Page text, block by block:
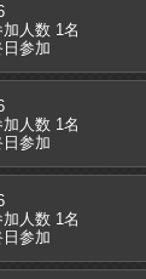
加人数 1名
日参加
加人数 1名
日参加
加人数 1名
日参加